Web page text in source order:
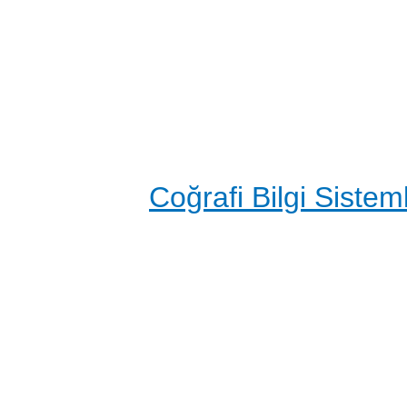
Coğrafi Bilgi